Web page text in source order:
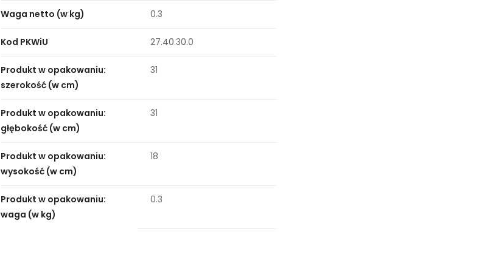
Waga netto (w kg) 0.3
Kod PKWiU 27.40.30.0
Produkt w opakowaniu:
szerokość (w cm)
31
Produkt w opakowaniu:
głębokość (w cm)
31
Produkt w opakowaniu:
wysokość (w cm)
18
Produkt w opakowaniu:
waga (w kg)
0.3